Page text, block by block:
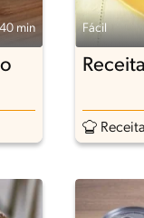
40 min Fácil